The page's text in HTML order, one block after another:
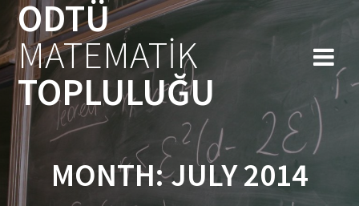
Skip
content
ODTÜ
MATEMATİK
TOPLULUĞU
MONTH:JULY 2014